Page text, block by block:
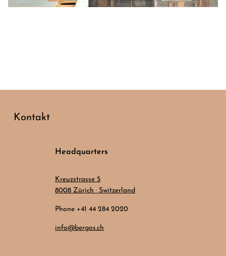
Kontakt
Headquarters
Kreuzstrasse 5
8008 Zürich · Switzerland
Phone +41 44 284 2020
info@bergos.ch